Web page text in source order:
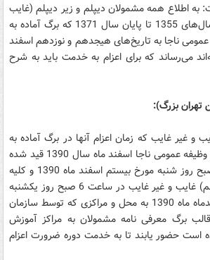
به اطلاع همه مشمولان دیپلم و زیر دیپلم (غایب
و غیرغایب) و متولدین سال‌های 1355 تا پایان سال 1371 که برگ آماده به
ناجا به تاریخ‌های هیجدهم و نوزدهم اسفند
داشته‌اند می‌رساند که برای اعزام به خدمت باید به شرح
تهران بزرگ):
و غیر غایب که زمان اعزام آنها در برگ آماده به
خدمت صادره از سازمان وظیفه عمومی ناجا اسفند ماه سال 1390 قید شده
است باید در ساعت 6 صبح روز شنبه مورخ بیستم اسفند ماه 1390 و کلیه
مشمولان عادی (زیر دیپلم) غایب و غیر غایب در ساعت 6 صبح روز یکشنبه
مورخ بیست و یکم اسفندماه ماه 1390 به محل و مراکزی که توسط سازمان
برگ معرفی نامه مشمولان به مراکز آموزش
است حضور یابند تا به خدمت دوره ضرورت اعزام